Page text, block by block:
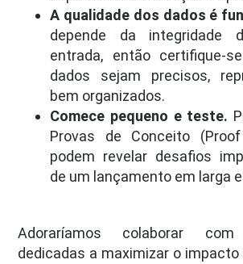
A qualidade dos dados é
depende da integridade
entrada, então certifique-
dados sejam precisos,
bem organizados.
Comece pequeno e teste.
Provas de Conceito
podem revelar desafios
de um lançamento em larga
Adoraríamos colaborar com
dedicadas a maximizar o impacto